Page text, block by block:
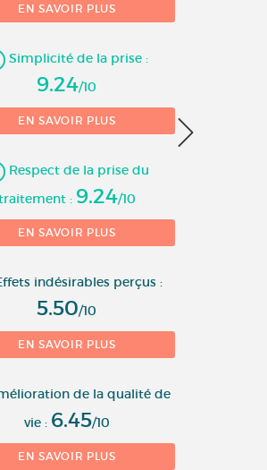
EN SAVOIR PLUS
Simplicité de la prise :
9.24/10
EN SAVOIR PLUS
Respect de la prise du
: 9.24/10
EN SAVOIR PLUS
indésirables perçus :
5.50/10
EN SAVOIR PLUS
de la qualité de
vie : 6.45/10
EN SAVOIR PLUS